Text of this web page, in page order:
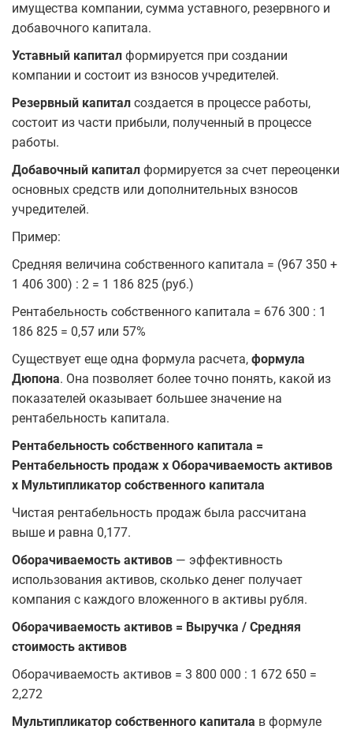
имущества компании, сумма уставного, резервного и
добавочного капитала.
Уставный капитал формируется при создании
компании и состоит из взносов учредителей.
Резервный капитал создается в процессе работы,
состоит из части прибыли, полученный в процессе
работы.
Добавочный капитал формируется за счет переоценки
основных средств или дополнительных взносов
учредителей.
Пример:
Средняя величина собственного капитала = (967 350 +
1 406 300) : 2 = 1 186 825 (руб.)
Рентабельность собственного капитала = 676 300 : 1
186 825 = 0,57 или 57%
Существует еще одна формула расчета, формула
Дюпона. Она позволяет более точно понять, какой из
показателей оказывает большее значение на
рентабельность капитала.
Рентабельность собственного капитала =
Рентабельность продаж х Оборачиваемость активов
х Мультипликатор собственного капитала
Чистая рентабельность продаж была рассчитана
выше и равна 0,177.
Оборачиваемость активов — эффективность
использования активов, сколько денег получает
компания с каждого вложенного в активы рубля.
Оборачиваемость активов = Выручка / Средняя
стоимость активов
Оборачиваемость активов = 3 800 000 : 1 672 650 =
2,272
Мультипликатор собственного капитала в формуле